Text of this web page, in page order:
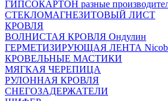
ГИПСОКАРТОН разные
СТЕКЛОМАГНЕЗИТОВЫЙ ЛИСТ
КРОВЛЯ
ВОЛНИСТАЯ КРОВЛЯ Ондулин
ГЕРМЕТИЗИРУЮЩАЯ ЛЕНТА
КРОВЕЛЬНЫЕ МАСТИКИ
МЯГКАЯ ЧЕРЕПИЦА
РУЛОННАЯ КРОВЛЯ
СНЕГОЗАДЕРЖАТЕЛИ